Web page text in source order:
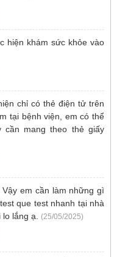
hiện khám sức khỏe vào
chỉ có thẻ điện tử trên
tại bệnh viện, em có thể
mang theo thẻ giấy
em cần làm những gì
que test nhanh tại nhà
lo lắng ạ. (25/05/2025)